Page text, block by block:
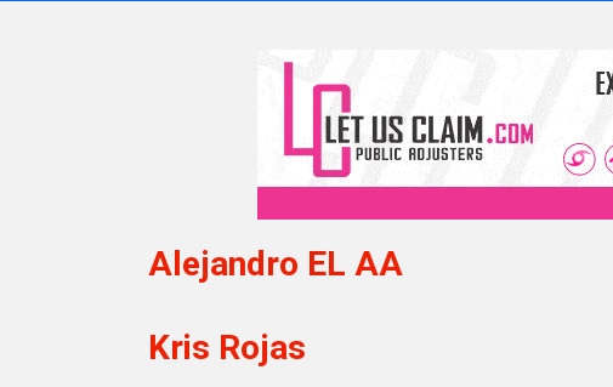
Alejandro EL AA
Kris Rojas